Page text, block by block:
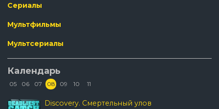
Сериалы
Мультфильмы
Мультсериалы
Календарь
05 06 07 08 09 10 11
Discovery. Смертельный улов